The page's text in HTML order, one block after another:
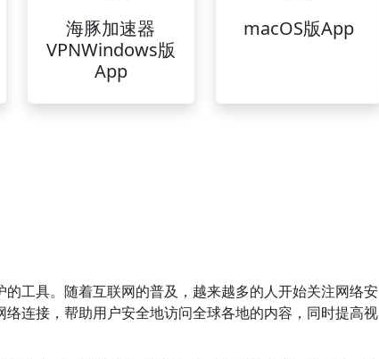
海豚加速器
VPNWindows版
App
macOS版App
工具。随着互联网的普及，越来越多的人开始关注网络安
连接，帮助用户安全地访问全球各地的内容，同时提高视